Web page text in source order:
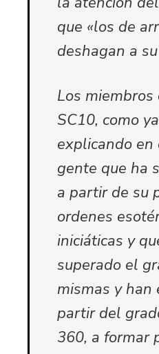
que «los de
deshagan a
Los miembros
SC10, como
explicando en
gente que ha
a partir de su
ordenes
iniciáticas y
superado el
mismas y han
partir del
360, a formar